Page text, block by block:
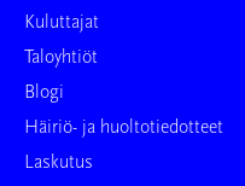
Kuluttajat
Taloyhtiöt
Blogi
Häiriö- ja huoltotiedotteet
Laskutus